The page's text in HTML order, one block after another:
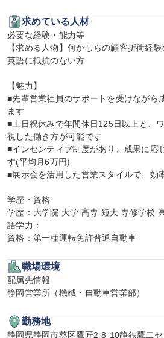
求めている人材
必要な経験・能力等
【求める人物】何かしらの顧客折衝経
英語に抵抗のない方
【魅力】
■先輩営業社員のサポートを受けながら
ます
■土日祝休みで年間休日125日以上と、
視した働き方が可能です
■インセンティブ制度があり、成果に応
す(平均月6万円)
■展示会を活用した営業スタイルで、効
学歴・資格
学歴：大学院 大学 高専 短大 専修学校
語学力：
資格：第一種運転免許普通自動車
職場環境
配属先情報
静岡営業所（機械・自動車営業部）
勤務地
静岡県静岡市葵区鷹匠2-8-10静鉄鷹二